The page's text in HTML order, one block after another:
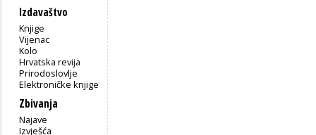
Izdavaštvo
Knjige
Vijenac
Kolo
Hrvatska revija
Prirodoslovlje
Elektroničke knjige
Zbivanja
Najave
Izvješća